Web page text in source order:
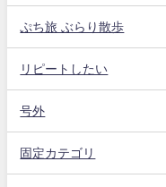
ぷち旅 ぶらり散歩
リピートしたい
号外
固定カテゴリ